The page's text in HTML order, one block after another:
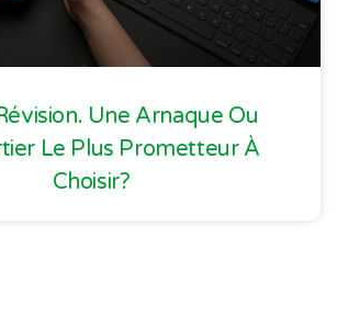
Une Arnaque Ou
Le Plus Prometteur À
Choisir?